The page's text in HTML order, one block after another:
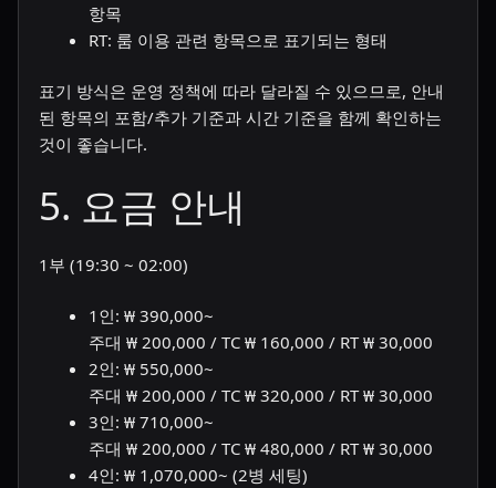
항목
RT: 룸 이용 관련 항목으로 표기되는 형태
표기 방식은 운영 정책에 따라 달라질 수 있으므로, 안내
된 항목의 포함/추가 기준과 시간 기준을 함께 확인하는
것이 좋습니다.
5. 요금 안내
1부 (19:30 ~ 02:00)
1인: ₩ 390,000~
주대 ₩ 200,000 / TC ₩ 160,000 / RT ₩ 30,000
2인: ₩ 550,000~
주대 ₩ 200,000 / TC ₩ 320,000 / RT ₩ 30,000
3인: ₩ 710,000~
주대 ₩ 200,000 / TC ₩ 480,000 / RT ₩ 30,000
4인: ₩ 1,070,000~ (2병 세팅)